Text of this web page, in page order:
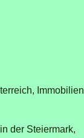
Immobilien
der Steiermark,